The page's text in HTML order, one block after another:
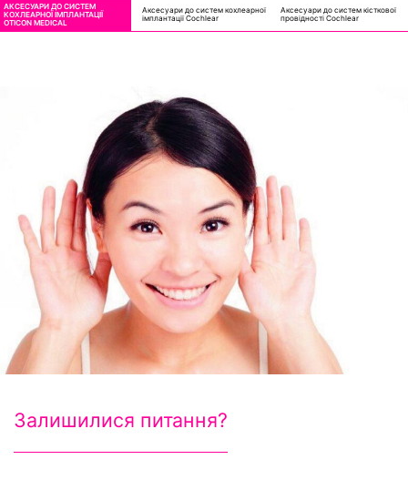
АКСЕСУАРИ ДО СИСТЕМ
КОХЛЕАРНОЇ ІМПЛАНТАЦІЇ
OTICON MEDICAL
Аксесуари до систем кохлеарної
імплантації Cochlear
Аксесуари до систем кісткової
провідності Cochlear
Залишилися питання?